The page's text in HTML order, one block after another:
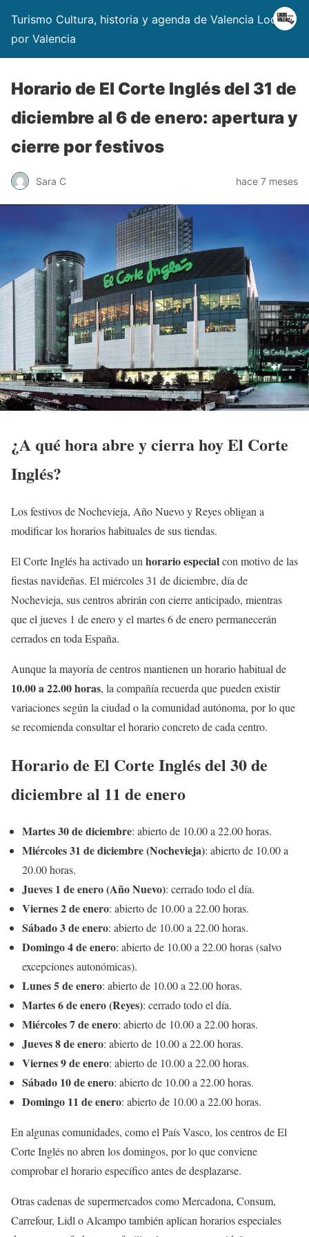
Turismo Cultura, historia y agenda de Valencia Locos
por Valencia
Horario de El Corte Inglés del 31 de
diciembre al 6 de enero: apertura y
cierre por festivos
Sara C hace 7 meses
¿A qué hora abre y cierra hoy El Corte
Inglés?
Los festivos de Nochevieja, Año Nuevo y Reyes obligan a
modificar los horarios habituales de sus tiendas.
El Corte Inglés ha activado un horario especialcon motivo de las
fiestas navideñas. El miércoles 31 de diciembre, día de
Nochevieja, sus centros abrirán con cierre anticipado, mientras
que el jueves 1 de enero y el martes 6 de enero permanecerán
cerrados en toda España.
Aunque la mayoría de centros mantienen un horario habitual de
10.00 a 22.00 horas, la compañía recuerda que pueden existir
variaciones según la ciudad o la comunidad autónoma, por lo que
se recomienda consultar el horario concreto de cada centro.
Horario de El Corte Inglés del 30 de
diciembre al 11 de enero
Martes 30 de diciembre: abierto de 10.00 a 22.00 horas.
Miércoles 31 de diciembre (Nochevieja): abierto de 10.00 a
20.00 horas.
Jueves 1 de enero (Año Nuevo): cerrado todo el día.
Viernes 2 de enero: abierto de 10.00 a 22.00 horas.
Sábado 3 de enero: abierto de 10.00 a 22.00 horas.
Domingo 4 de enero: abierto de 10.00 a 22.00 horas (salvo
excepciones autonómicas).
Lunes 5 de enero: abierto de 10.00 a 22.00 horas.
Martes 6 de enero (Reyes): cerrado todo el día.
Miércoles 7 de enero: abierto de 10.00 a 22.00 horas.
Jueves 8 de enero: abierto de 10.00 a 22.00 horas.
Viernes 9 de enero: abierto de 10.00 a 22.00 horas.
Sábado 10 de enero: abierto de 10.00 a 22.00 horas.
Domingo 11 de enero: abierto de 10.00 a 22.00 horas.
En algunas comunidades, como el País Vasco, los centros de El
Corte Inglés no abren los domingos, por lo que conviene
comprobar el horario específico antes de desplazarse.
Otras cadenas de supermercados como Mercadona, Consum,
Carrefour, Lidl o Alcampo también aplican horarios especiales